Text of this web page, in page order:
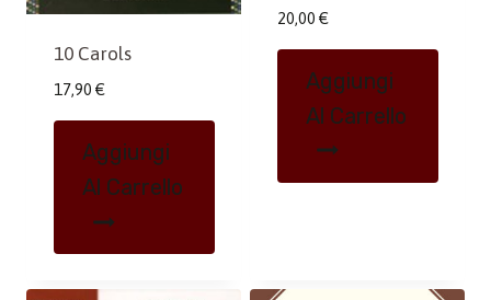
10 Carols
17,90 €
Aggiungi
Al Carrello
20,00 €
Aggiungi
Al Carrello